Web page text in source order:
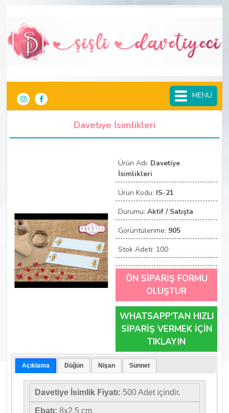
MENÜ
Davetiye İsimlikleri
Ürün Adı: Davetiye
İsimlikleri
Ürün Kodu: IS-21
Durumu:Aktif / Satışta
Görüntülenme: 905
Stok Adeti: 100
ÖN SİPARİŞ FORMU
OLUŞTUR
WHATSAPP'TAN HIZLI
SİPARİŞ VERMEK İÇİN
TIKLAYIN
Açıklama Düğün Nişan Sünnet
Davetiye İsimlik Fiyatı: 500 Adet içindir.
Ebatı: 8x2,5 cm.